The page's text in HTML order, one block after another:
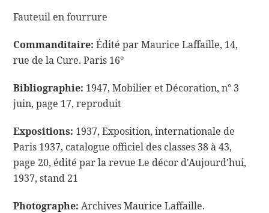
Fauteuil en fourrure
Commanditaire: Édité par Maurice Laffaille, 14,
rue de la Cure. Paris 16°
Bibliographie: 1947, Mobilier et Décoration, n° 3
juin, page 17, reproduit
Expositions: 1937, Exposition, internationale de
Paris 1937, catalogue officiel des classes 38 à 43,
page 20, édité par la revue Le décor d'Aujourd'hui,
1937, stand 21
Photographe: Archives Maurice Laffaille.